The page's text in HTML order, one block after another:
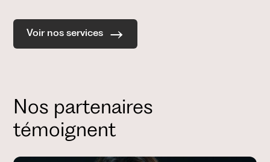
Voir nos services
Nos partenaires
témoignent